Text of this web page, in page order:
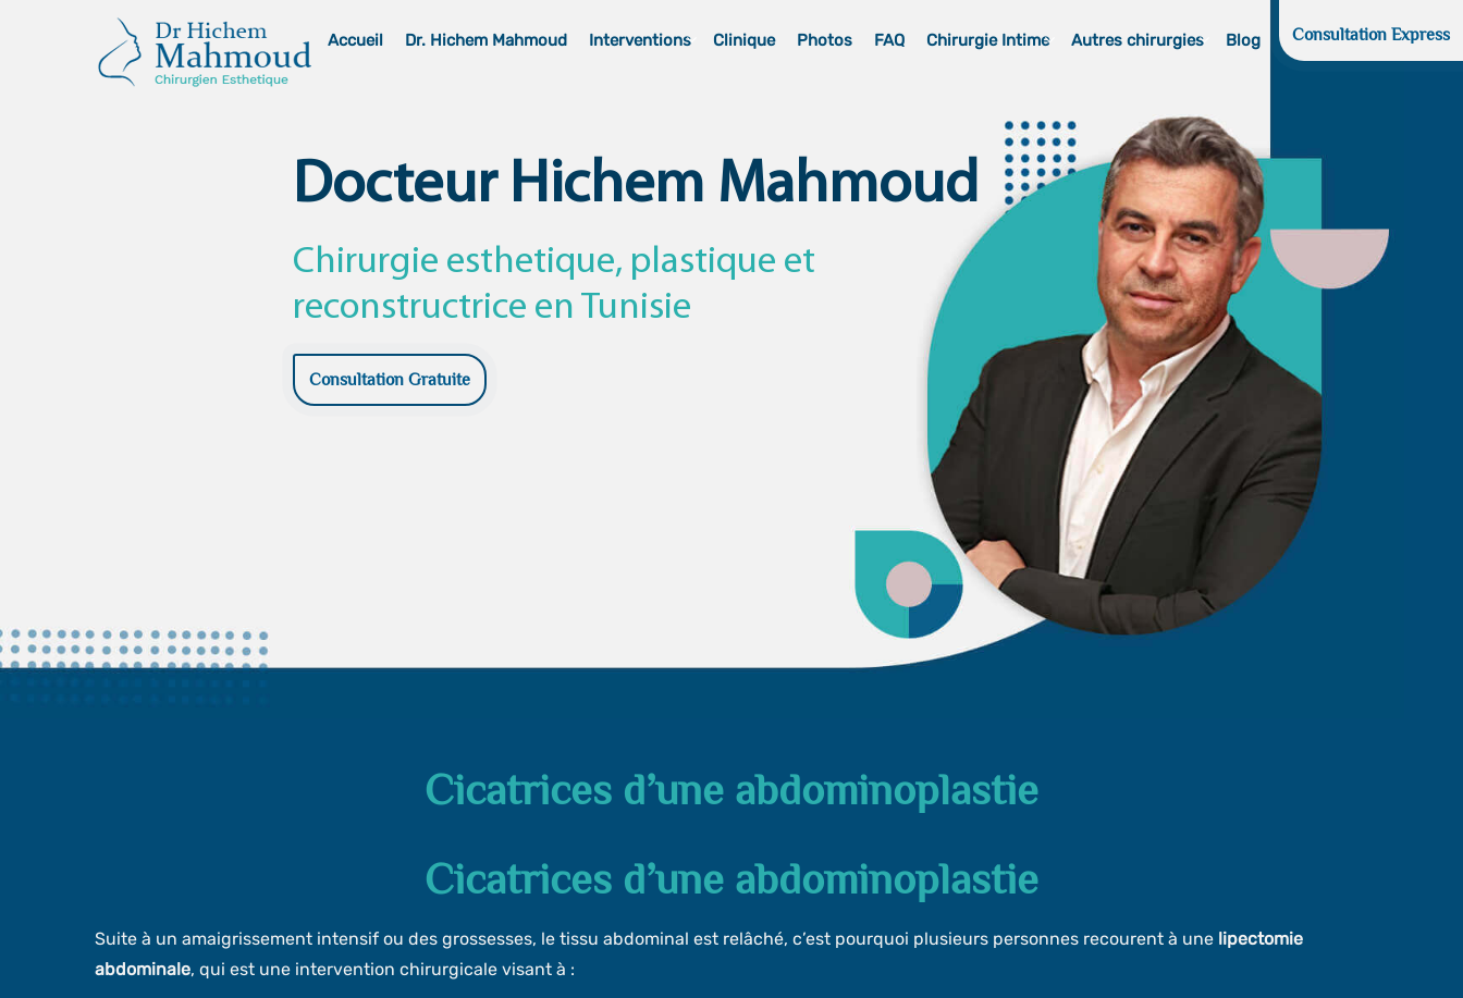
Accueil Dr. Hichem Mahmoud Interventions Clinique Photos FAQ Chirurgie Intime Autres chirurgies Blog Consultation Express
Docteur Hichem Mahmoud
Chirurgie esthetique, plastique et
reconstructrice en Tunisie
Consultation Gratuite
Cicatrices d’une abdominoplastie
Cicatrices d’une abdominoplastie
Suite à un amaigrissement intensif ou des grossesses, le tissu abdominal est relâché, c’est pourquoi plusieurs personnes recourent à une lipectomie
abdominale, qui est une intervention chirurgicale visant à :